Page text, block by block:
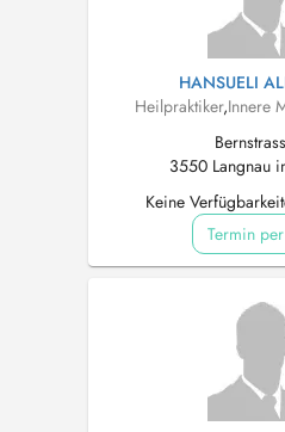
HANSUELI
Heilpraktiker,Innere
3550 Langnau
Keine
Termin